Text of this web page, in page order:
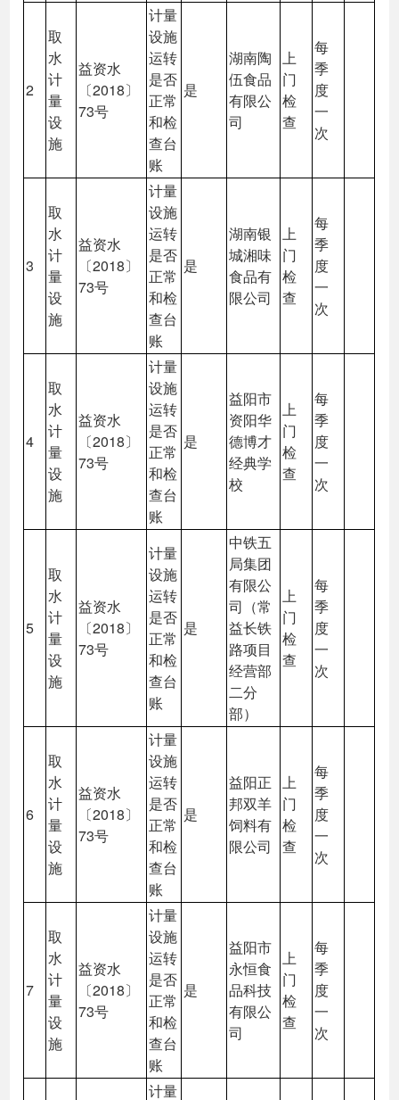
2
取
水
计
量
设
施
益资水
〔2018〕
73号
计量
设施
运转
是否
正常
和检
查台
账
是
湖南陶
伍食品
有限公
司
上
门
检
查
每
季
度
一
次
3
取
水
计
量
设
施
益资水
〔2018〕
73号
计量
设施
运转
是否
正常
和检
查台
账
是
湖南银
城湘味
食品有
限公司
上
门
检
查
每
季
度
一
次
4
取
水
计
量
设
施
益资水
〔2018〕
73号
计量
设施
运转
是否
正常
和检
查台
账
是
益阳市
资阳华
德博才
经典学
校
上
门
检
查
每
季
度
一
次
5
取
水
计
量
设
施
益资水
〔2018〕
73号
计量
设施
运转
是否
正常
和检
查台
账
是
中铁五
局集团
有限公
司（常
益长铁
路项目
经营部
二分
部）
上
门
检
查
每
季
度
一
次
6
取
水
计
量
设
施
益资水
〔2018〕
73号
计量
设施
运转
是否
正常
和检
查台
账
是
益阳正
邦双羊
饲料有
限公司
上
门
检
查
每
季
度
一
次
7
取
水
计
量
设
施
益资水
〔2018〕
73号
计量
设施
运转
是否
正常
和检
查台
账
是
益阳市
永恒食
品科技
有限公
司
上
门
检
查
每
季
度
一
次
计量